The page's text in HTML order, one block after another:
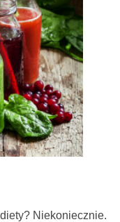
Niekoniecznie.